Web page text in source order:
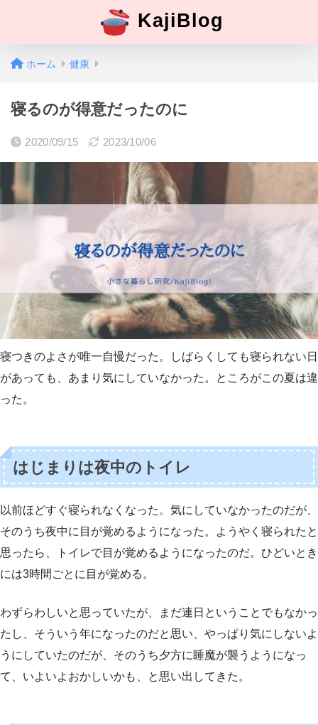
KajiBlog
ホーム 健康
寝るのが得意だったのに
2020/09/15 2023/10/06
寝つきのよさが唯一自慢だった。しばらくしても寝られない日
があっても、あまり気にしていなかった。ところがこの夏は違
った。
はじまりは夜中のトイレ
以前ほどすぐ寝られなくなった。気にしていなかったのだが、
そのうち夜中に目が覚めるようになった。ようやく寝られたと
思ったら、トイレで目が覚めるようになったのだ。ひどいとき
には3時間ごとに目が覚める。
わずらわしいと思っていたが、まだ連日ということでもなかっ
たし、そういう年になったのだと思い、やっぱり気にしないよ
うにしていたのだが、そのうち夕方に睡魔が襲うようになっ
て、いよいよおかしいかも、と思い出してきた。